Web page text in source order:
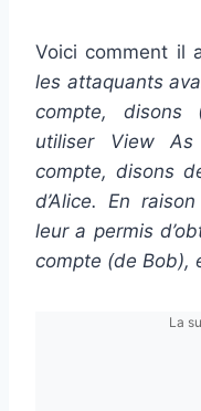
Voici comment il
les attaquants
compte, disons
utiliser View
compte, disons
d’Alice. En
leur a permis
compte (de Bob),
La